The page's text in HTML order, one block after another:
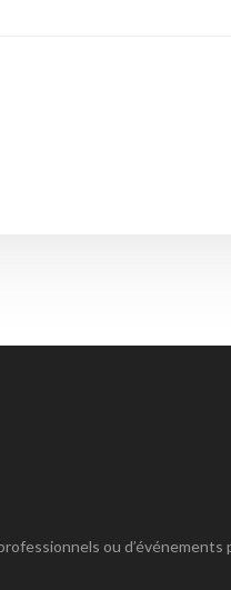
ou d’événements